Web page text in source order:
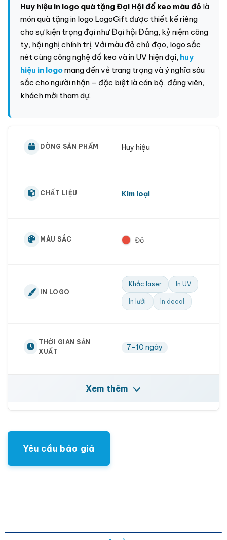
Huy hiệu in logo quà tặng Đại Hội đổ keo màu đỏ là
mónquà tặng in logo LogoGift được thiết kế riêng
cho sự kiện trọng đại như Đại hội Đảng, kỷ niệm công
ty, hội nghị chính trị. Với màu đỏ chủ đạo, logo sắc
nét cùng công nghệ đổ keo và in UV hiện đại, huy
hiệu in logomang đến vẻ trang trọng và ý nghĩa sâu
sắc cho người nhận – đặc biệt là cán bộ, đảng viên,
khách mời tham dự.
DÒNG SẢN PHẨM Huy hiệu
CHẤT LIỆU Kim loại
MÀU SẮC Đỏ
IN LOGO
Khắc laser In UV
In lưới In decal
THỜI GIAN SẢN
XUẤT
7-10 ngày
Xem thêm
Yêu cầu báo giá